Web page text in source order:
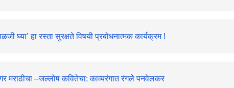
घ्या’ हा रस्ता सुरक्षते विषयी प्रबोधनात्मक कार्यक्रम !
मराठीचा –जल्लोष कवितेचा: काव्यरंगात रंगले पनवेलकर